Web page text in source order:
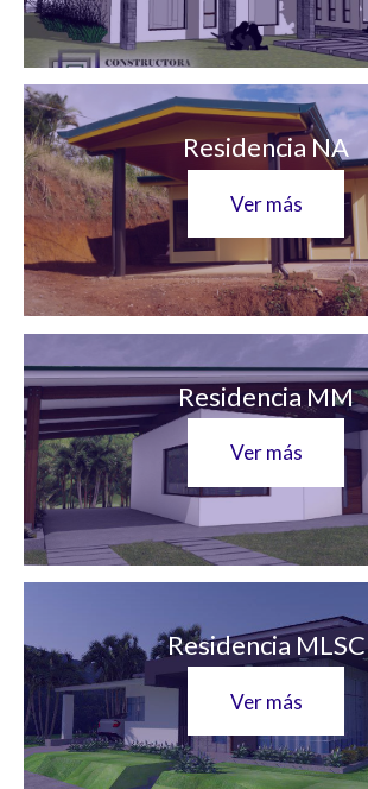
Residencia NA
Ver más
Residencia MM
Ver más
Residencia MLSC
Ver más